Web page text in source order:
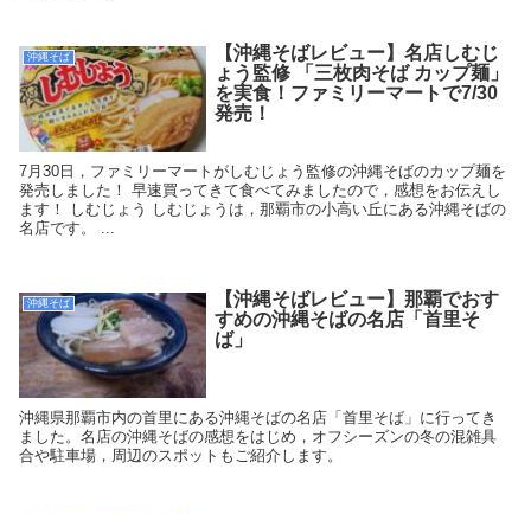
沖縄そば
【沖縄そばレビュー】名店しむじ
ょう監修 「三枚肉そば カップ麺」
を実食！ファミリーマートで7/30
発売！
7月30日，ファミリーマートがしむじょう監修の沖縄そばのカップ麺を
発売しました！ 早速買ってきて食べてみましたので，感想をお伝えし
ます！ しむじょう しむじょうは，那覇市の小高い丘にある沖縄そばの
名店です。 ...
沖縄そば
【沖縄そばレビュー】那覇でおす
すめの沖縄そばの名店「首里そ
ば」
沖縄県那覇市内の首里にある沖縄そばの名店「首里そば」に行ってき
ました。名店の沖縄そばの感想をはじめ，オフシーズンの冬の混雑具
合や駐車場，周辺のスポットもご紹介します。